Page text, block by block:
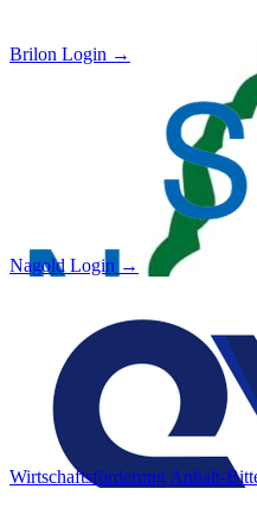
Brilon Login →
Nagold Login →
Wirtschaftsförderung Anhalt-